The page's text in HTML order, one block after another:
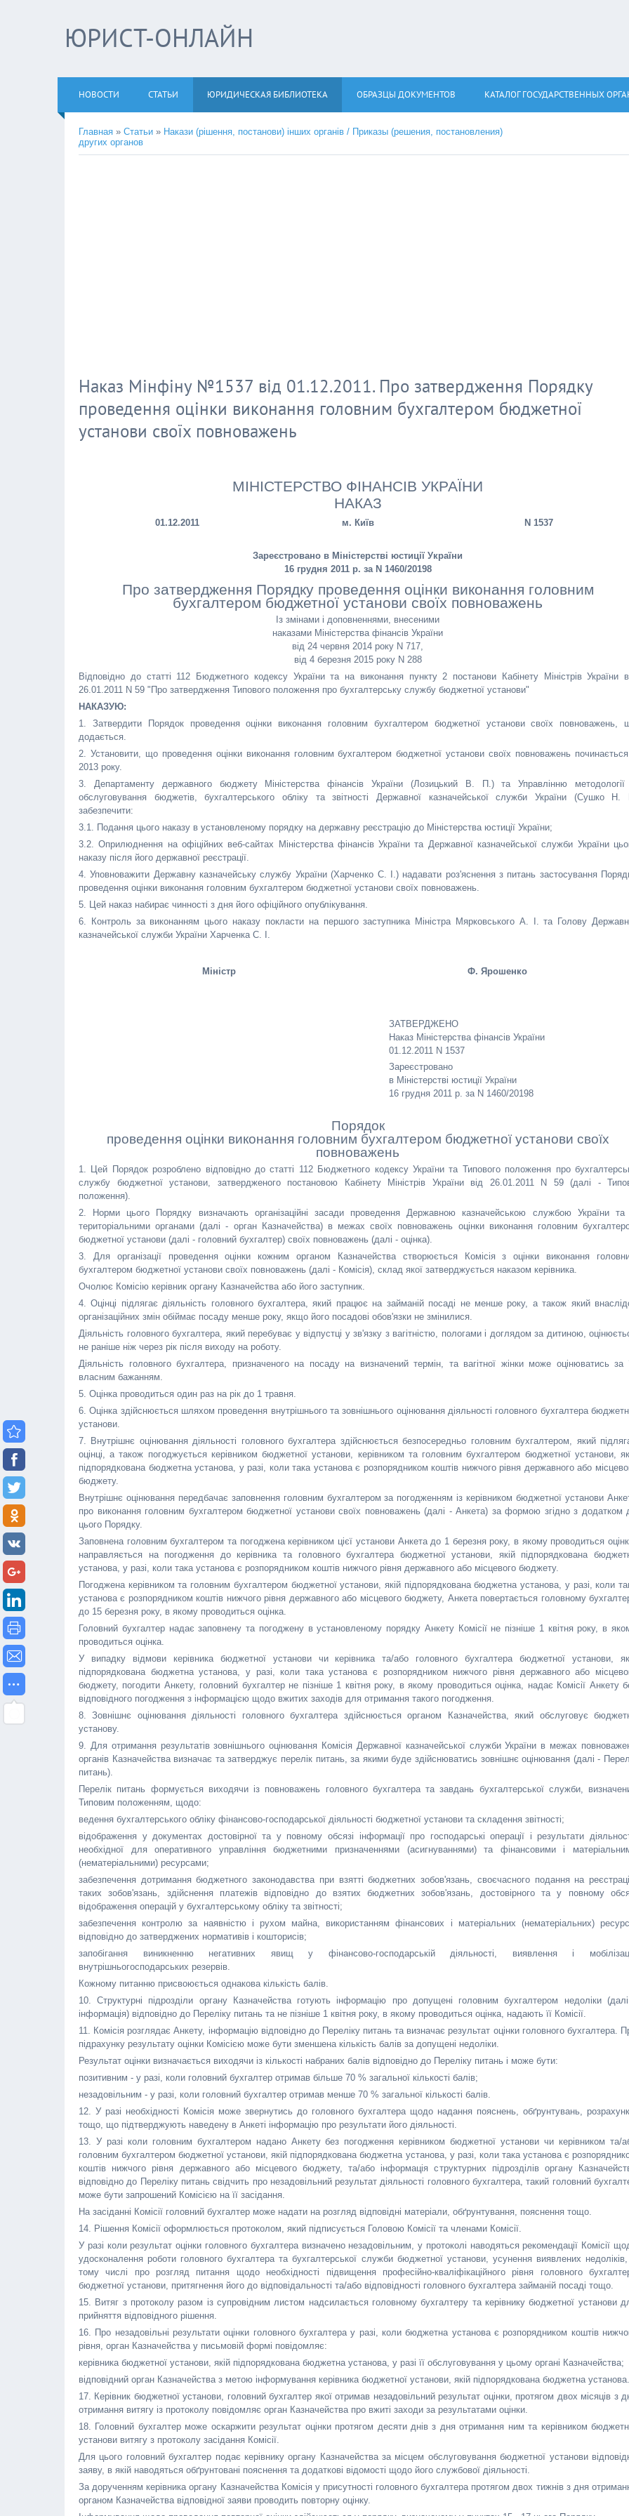
ЮРИСТ-ОНЛАЙН
НОВОСТИ СТАТЬИ ЮРИДИЧЕСКАЯ БИБЛИОТЕКА ОБРАЗЦЫ ДОКУМЕНТОВ КАТАЛОГ ГОСУДАРСТВЕННЫХ
Главная » Статьи » Накази (рішення, постанови) інших органів / Приказы (решения, постановления)
других органов
Наказ Мінфіну №1537 від 01.12.2011. Про затвердження Порядку
проведення оцінки виконання головним бухгалтером бюджетної
установи своїх повноважень
МІНІСТЕРСТВО ФІНАНСІВ УКРАЇНИ
НАКАЗ
01.12.2011 м. Київ N 1537
Зареєстровано в Міністерстві юстиції України
16 грудня 2011 р. за N 1460/20198
Про затвердження Порядку проведення оцінки виконання головним
бухгалтером бюджетної установи своїх повноважень
Із змінами і доповненнями, внесеними
наказами Міністерства фінансів України
від 24 червня 2014 року N 717,
від 4 березня 2015 року N 288
Відповідно до статті 112 Бюджетного кодексу України та на виконання пункту 2 постанови Кабінету Міністрів України
26.01.2011 N 59 "Про затвердження Типового положення про бухгалтерську службу бюджетної установи"
НАКАЗУЮ:
1. Затвердити Порядок проведення оцінки виконання головним бухгалтером бюджетної установи своїх повноважень,
додається.
2. Установити, що проведення оцінки виконання головним бухгалтером бюджетної установи своїх повноважень
2013 року.
3. Департаменту державного бюджету Міністерства фінансів України (Лозицький В. П.) та Управлінню
обслуговування бюджетів, бухгалтерського обліку та звітності Державної казначейської служби України (Сушко Н.
забезпечити:
3.1. Подання цього наказу в установленому порядку на державну реєстрацію до Міністерства юстиції України;
3.2. Оприлюднення на офіційних веб-сайтах Міністерства фінансів України та Державної казначейської служби України
наказу після його державної реєстрації.
4. Уповноважити Державну казначейську службу України (Харченко С. І.) надавати роз'яснення з питань застосування
проведення оцінки виконання головним бухгалтером бюджетної установи своїх повноважень.
5. Цей наказ набирає чинності з дня його офіційного опублікування.
6. Контроль за виконанням цього наказу покласти на першого заступника Міністра Мярковського А. І. та Голову
казначейської служби України Харченка С. І.
Міністр Ф. Ярошенко
ЗАТВЕРДЖЕНО
Наказ Міністерства фінансів України
01.12.2011 N 1537
Зареєстровано
в Міністерстві юстиції України
16 грудня 2011 р. за N 1460/20198
Порядок
проведення оцінки виконання головним бухгалтером бюджетної установи своїх
повноважень
1. Цей Порядок розроблено відповідно до статті 112 Бюджетного кодексу України та Типового положення про
службу бюджетної установи, затвердженого постановою Кабінету Міністрів України від 26.01.2011 N 59 (далі -
положення).
2. Норми цього Порядку визначають організаційні засади проведення Державною казначейською службою України та
територіальними органами (далі - орган Казначейства) в межах своїх повноважень оцінки виконання головним
бюджетної установи (далі - головний бухгалтер) своїх повноважень (далі - оцінка).
3. Для організації проведення оцінки кожним органом Казначейства створюється Комісія з оцінки виконання
бухгалтером бюджетної установи своїх повноважень (далі - Комісія), склад якої затверджується наказом керівника.
Очолює Комісію керівник органу Казначейства або його заступник.
4. Оцінці підлягає діяльність головного бухгалтера, який працює на займаній посаді не менше року, а також який
організаційних змін обіймає посаду менше року, якщо його посадові обов'язки не змінилися.
Діяльність головного бухгалтера, який перебуває у відпустці у зв'язку з вагітністю, пологами і доглядом за дитиною,
не раніше ніж через рік після виходу на роботу.
Діяльність головного бухгалтера, призначеного на посаду на визначений термін, та вагітної жінки може оцінюватись за
власним бажанням.
5. Оцінка проводиться один раз на рік до 1 травня.
6. Оцінка здійснюється шляхом проведення внутрішнього та зовнішнього оцінювання діяльності головного бухгалтера
установи.
7. Внутрішнє оцінювання діяльності головного бухгалтера здійснюється безпосередньо головним бухгалтером, який
оцінці, а також погоджується керівником бюджетної установи, керівником та головним бухгалтером бюджетної установи,
підпорядкована бюджетна установа, у разі, коли така установа є розпорядником коштів нижчого рівня державного або
бюджету.
Внутрішнє оцінювання передбачає заповнення головним бухгалтером за погодженням із керівником бюджетної установи
про виконання головним бухгалтером бюджетної установи своїх повноважень (далі - Анкета) за формою згідно з додатком
цього Порядку.
Заповнена головним бухгалтером та погоджена керівником цієї установи Анкета до 1 березня року, в якому проводиться
направляється на погодження до керівника та головного бухгалтера бюджетної установи, якій підпорядкована
установа, у разі, коли така установа є розпорядником коштів нижчого рівня державного або місцевого бюджету.
Погоджена керівником та головним бухгалтером бюджетної установи, якій підпорядкована бюджетна установа, у разі, коли
установа є розпорядником коштів нижчого рівня державного або місцевого бюджету, Анкета повертається головному
до 15 березня року, в якому проводиться оцінка.
Головний бухгалтер надає заповнену та погоджену в установленому порядку Анкету Комісії не пізніше 1 квітня року, в
проводиться оцінка.
У випадку відмови керівника бюджетної установи чи керівника та/або головного бухгалтера бюджетної установи,
підпорядкована бюджетна установа, у разі, коли така установа є розпорядником нижчого рівня державного або
бюджету, погодити Анкету, головний бухгалтер не пізніше 1 квітня року, в якому проводиться оцінка, надає Комісії Анкету
відповідного погодження з інформацією щодо вжитих заходів для отримання такого погодження.
8. Зовнішнє оцінювання діяльності головного бухгалтера здійснюється органом Казначейства, який обслуговує
установу.
9. Для отримання результатів зовнішнього оцінювання Комісія Державної казначейської служби України в межах
органів Казначейства визначає та затверджує перелік питань, за якими буде здійснюватись зовнішнє оцінювання (далі -
питань).
Перелік питань формується виходячи із повноважень головного бухгалтера та завдань бухгалтерської служби,
Типовим положенням, щодо:
ведення бухгалтерського обліку фінансово-господарської діяльності бюджетної установи та складення звітності;
відображення у документах достовірної та у повному обсязі інформації про господарські операції і результати
необхідної для оперативного управління бюджетними призначеннями (асигнуваннями) та фінансовими і
(нематеріальними) ресурсами;
забезпечення дотримання бюджетного законодавства при взятті бюджетних зобов'язань, своєчасного подання на
таких зобов'язань, здійснення платежів відповідно до взятих бюджетних зобов'язань, достовірного та у повному
відображення операцій у бухгалтерському обліку та звітності;
забезпечення контролю за наявністю і рухом майна, використанням фінансових і матеріальних (нематеріальних)
відповідно до затверджених нормативів і кошторисів;
запобігання виникненню негативних явищ у фінансово-господарській діяльності, виявлення і
внутрішньогосподарських резервів.
Кожному питанню присвоюється однакова кількість балів.
10. Структурні підрозділи органу Казначейства готують інформацію про допущені головним бухгалтером недоліки
інформація) відповідно до Переліку питань та не пізніше 1 квітня року, в якому проводиться оцінка, надають її Комісії.
11. Комісія розглядає Анкету, інформацію відповідно до Переліку питань та визначає результат оцінки головного бухгалтера.
підрахунку результату оцінки Комісією може бути зменшена кількість балів за допущені недоліки.
Результат оцінки визначається виходячи із кількості набраних балів відповідно до Переліку питань і може бути:
позитивним - у разі, коли головний бухгалтер отримав більше 70 % загальної кількості балів;
незадовільним - у разі, коли головний бухгалтер отримав менше 70 % загальної кількості балів.
12. У разі необхідності Комісія може звернутись до головного бухгалтера щодо надання пояснень, обґрунтувань,
тощо, що підтверджують наведену в Анкеті інформацію про результати його діяльності.
13. У разі коли головним бухгалтером надано Анкету без погодження керівником бюджетної установи чи керівником та/
головним бухгалтером бюджетної установи, якій підпорядкована бюджетна установа, у разі, коли така установа є
коштів нижчого рівня державного або місцевого бюджету, та/або інформація структурних підрозділів органу
відповідно до Переліку питань свідчить про незадовільний результат діяльності головного бухгалтера, такий головний
може бути запрошений Комісією на її засідання.
На засіданні Комісії головний бухгалтер може надати на розгляд відповідні матеріали, обґрунтування, пояснення тощо.
14. Рішення Комісії оформлюється протоколом, який підписується Головою Комісії та членами Комісії.
У разі коли результат оцінки головного бухгалтера визначено незадовільним, у протоколі наводяться рекомендації Комісії
удосконалення роботи головного бухгалтера та бухгалтерської служби бюджетної установи, усунення виявлених
тому числі про розгляд питання щодо необхідності підвищення професійно-кваліфікаційного рівня головного
бюджетної установи, притягнення його до відповідальності та/або відповідності головного бухгалтера займаній посаді тощо.
15. Витяг з протоколу разом із супровідним листом надсилається головному бухгалтеру та керівнику бюджетної установи
прийняття відповідного рішення.
16. Про незадовільні результати оцінки головного бухгалтера у разі, коли бюджетна установа є розпорядником коштів
рівня, орган Казначейства у письмовій формі повідомляє:
керівника бюджетної установи, якій підпорядкована бюджетна установа, у разі її обслуговування у цьому органі Казначейства;
відповідний орган Казначейства з метою інформування керівника бюджетної установи, якій підпорядкована бюджетна установа.
17. Керівник бюджетної установи, головний бухгалтер якої отримав незадовільний результат оцінки, протягом двох місяців з
отримання витягу із протоколу повідомляє орган Казначейства про вжиті заходи за результатами оцінки.
18. Головний бухгалтер може оскаржити результат оцінки протягом десяти днів з дня отримання ним та керівником
установи витягу з протоколу засідання Комісії.
Для цього головний бухгалтер подає керівнику органу Казначейства за місцем обслуговування бюджетної установи
заяву, в якій наводяться обґрунтовані пояснення та додаткові відомості щодо його службової діяльності.
За дорученням керівника органу Казначейства Комісія у присутності головного бухгалтера протягом двох тижнів з дня
органом Казначейства відповідної заяви проводить повторну оцінку.